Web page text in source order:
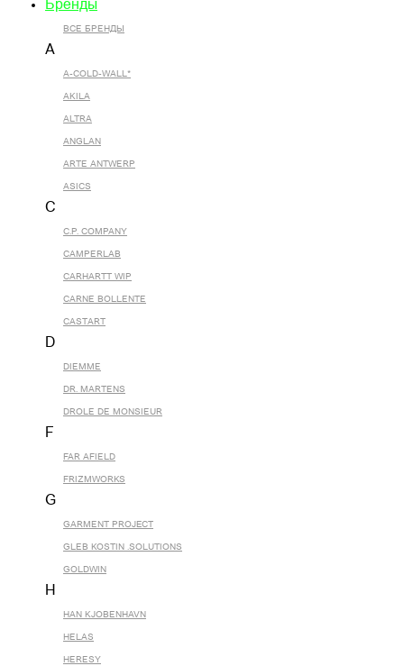
Бренды
ВСЕ БРЕНДЫ
A
A-COLD-WALL*
AKILA
ALTRA
ANGLAN
ARTE ANTWERP
ASICS
C
C.P. COMPANY
CAMPERLAB
CARHARTT WIP
CARNE BOLLENTE
CASTART
D
DIEMME
DR. MARTENS
DROLE DE MONSIEUR
F
FAR AFIELD
FRIZMWORKS
G
GARMENT PROJECT
GLEB KOSTIN .SOLUTIONS
GOLDWIN
H
HAN KJOBENHAVN
HELAS
HERESY